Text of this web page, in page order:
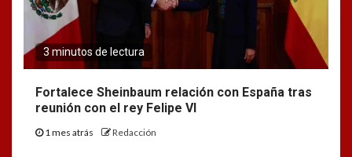
3 minutos de lectura
Fortalece Sheinbaum relación con España tras
reunión con el rey Felipe VI
1 mes atrás Redacción